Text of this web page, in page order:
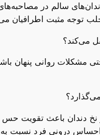
سالم در
توجه مثبت اطرافیان
مشکلات روانی پنهان
نخ دندان باعث تقویت
احساس درونی فرد نسبت